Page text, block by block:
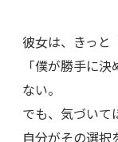
彼女は、きっと
「僕が勝手に
ない。
でも、気づいて
自分がその選択